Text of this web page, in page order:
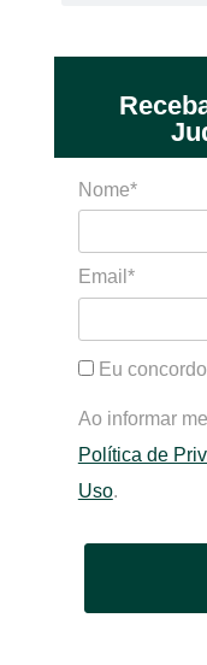
Nome*
Email*
Eu
Ao informar
Política de
Uso.